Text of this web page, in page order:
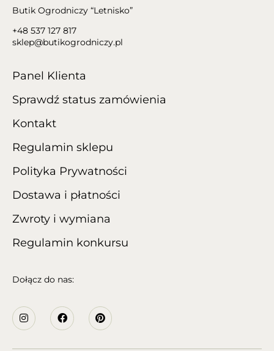
Butik Ogrodniczy “Letnisko”
+48 537 127 817
sklep@butikogrodniczy.pl
Panel Klienta
Sprawdź status zamówienia
Kontakt
Regulamin sklepu
Polityka Prywatności
Dostawa i płatności
Zwroty i wymiana
Regulamin konkursu
Dołącz do nas: